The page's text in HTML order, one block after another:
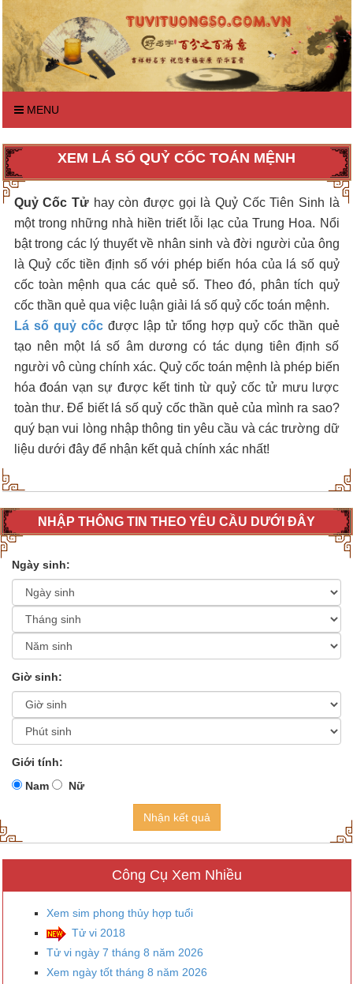
MENU
XEM LÁ SỔ QUỶ CỐC TOÁN MỆNH
Quỷ Cốc Tửhay còn được gọi là Quỷ Cốc Tiên Sinh là
một trong những nhà hiền triết lỗi lạc của Trung Hoa. Nổi
bật trong các lý thuyết về nhân sinh và đời người của ông
là Quỷ cốc tiền định số với phép biến hóa của lá số quỷ
cốc toàn mệnh qua các quẻ số. Theo đó, phân tích quỷ
cốc thần quẻ qua việc luận giải lá số quỷ cốc toán mệnh.
Lá số quỷ cốcđược lập tử tổng hợp quỷ cốc thần quẻ
tạo nên một lá số âm dương có tác dụng tiên định số
người vô cùng chính xác. Quỷ cốc toán mệnh là phép biến
hóa đoán vạn sự được kết tinh từ quỷ cốc tử mưu lược
toàn thư. Để biết lá số quỷ cốc thần quẻ của mình ra sao?
quý bạn vui lòng nhập thông tin yêu cầu và các trường dữ
liệu dưới đây để nhận kết quả chính xác nhất!
NHẬP THÔNG TIN THEO YÊU CẦU DƯỚI ĐÂY
Ngày sinh:
Giờ sinh:
Giới tính:
Nam
Nữ
Nhận kết quả
Công Cụ Xem Nhiều
Xem sim phong thủy hợp tuổi
Tử vi 2018
Tử vi ngày 7 tháng 8 năm 2026
Xem ngày tốt tháng 8 năm 2026